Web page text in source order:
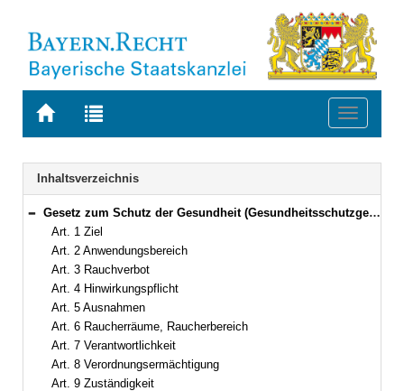
Zur
BAYERN.RECHT
Zur
letzten
Suche
Toggle
Navigation
Inhaltsverzeichnis
Bereich reduzieren
Gesetz zum Schutz der Gesundheit (Gesundheitsschutzgesetz – GSG) Vom 23. Juli 2010 (GVBl. S. 314) BayRS 2126-3-G (Art. 1–11)
Art. 1 Ziel
Art. 2 Anwendungsbereich
Art. 3 Rauchverbot
Art. 4 Hinwirkungspflicht
Art. 5 Ausnahmen
Art. 6 Raucherräume, Raucherbereich
Art. 7 Verantwortlichkeit
Art. 8 Verordnungsermächtigung
Art. 9 Zuständigkeit